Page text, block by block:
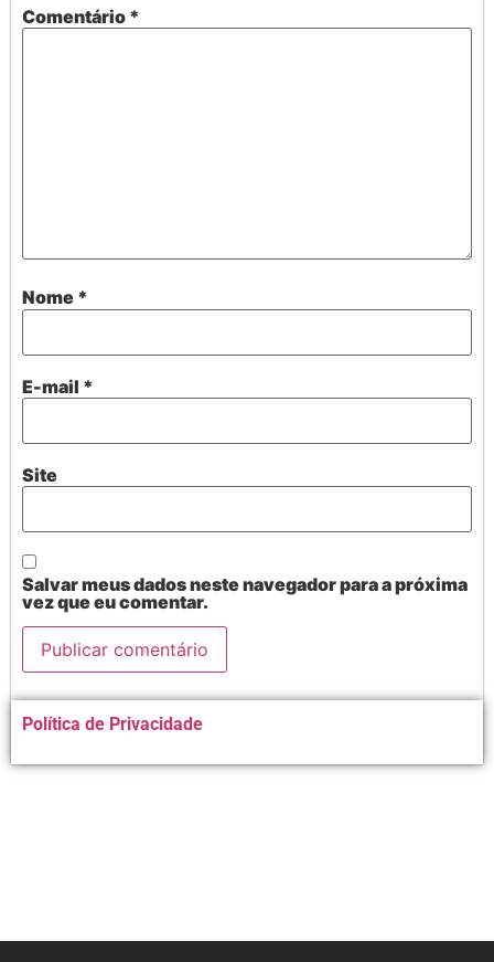
Comentário *
Nome *
E-mail *
Site
Salvar meus dados neste navegador para a próxima
vez que eu comentar.
Alternative:
Política de Privacidade